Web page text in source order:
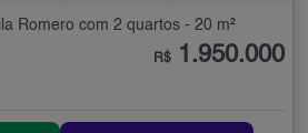
Romero com 2 quartos - 20 m²
R$ 1.950.000